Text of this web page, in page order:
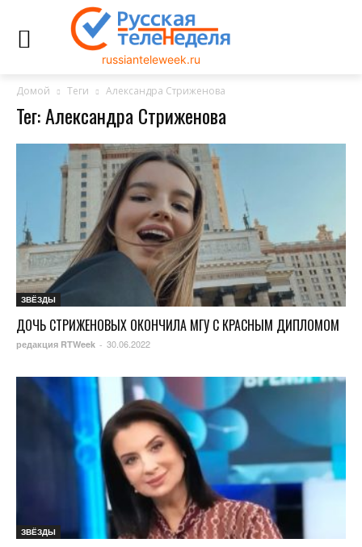
russianteleweek.ru
Домой Теги Александра Стриженова
Тег: Александра Стриженова
ЗВЁЗДЫ
ДОЧЬ СТРИЖЕНОВЫХ ОКОНЧИЛА МГУ С КРАСНЫМ ДИПЛОМОМ
редакция RTWeek - 30.06.2022
ЗВЁЗДЫ